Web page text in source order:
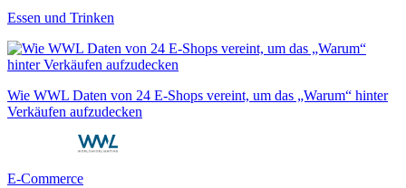
Essen und Trinken
Wie WWL Daten von 24 E-Shops vereint, um das „Warum“ hinter
Verkäufen aufzudecken
E-Commerce